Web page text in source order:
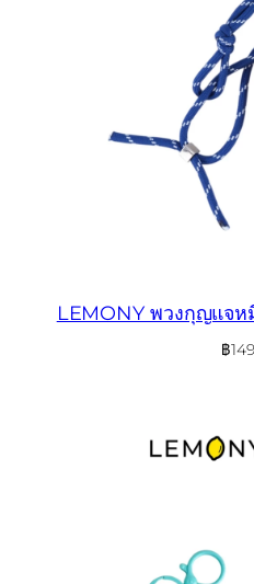
LEMONY พวงกุญแจ
฿